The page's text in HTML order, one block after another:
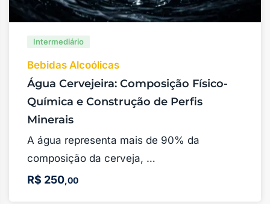
Intermediário
Bebidas Alcoólicas
Água Cervejeira: Composição Físico-
Química e Construção de Perfis
Minerais
A água representa mais de 90% da
composição da cerveja, …
R$ 250,00